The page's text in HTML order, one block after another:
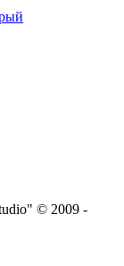
© 2009 -